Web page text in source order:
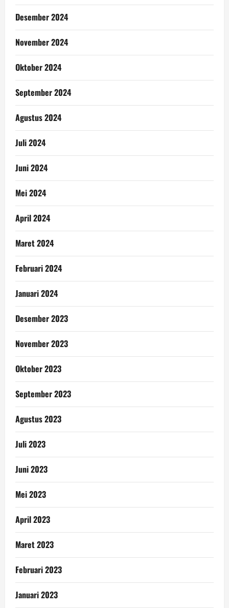
Desember 2024
November 2024
Oktober 2024
September 2024
Agustus 2024
Juli 2024
Juni 2024
Mei 2024
April 2024
Maret 2024
Februari 2024
Januari 2024
Desember 2023
November 2023
Oktober 2023
September 2023
Agustus 2023
Juli 2023
Juni 2023
Mei 2023
April 2023
Maret 2023
Februari 2023
Januari 2023